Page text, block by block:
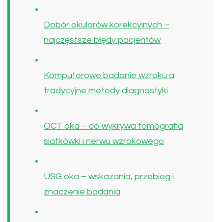
Dobór okularów korekcyjnych –
najczęstsze błędy pacjentów
Komputerowe badanie wzroku a
tradycyjne metody diagnostyki
OCT oka – co wykrywa tomografia
siatkówki i nerwu wzrokowego
USG oka – wskazania, przebieg i
znaczenie badania